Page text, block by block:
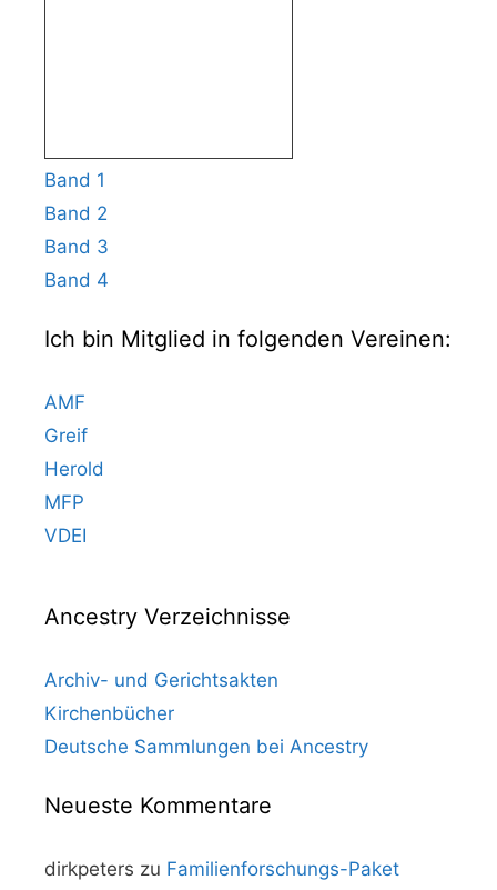
Band 1
Band 2
Band 3
Band 4
Ich bin Mitglied in folgenden Vereinen:
AMF
Greif
Herold
MFP
VDEI
Ancestry Verzeichnisse
Archiv- und Gerichtsakten
Kirchenbücher
Deutsche Sammlungen bei Ancestry
Neueste Kommentare
dirkpeters zu Familienforschungs-Paket